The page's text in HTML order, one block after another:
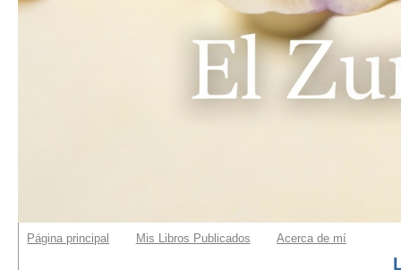
Página principal Mis Libros Publicados Acerca de mí